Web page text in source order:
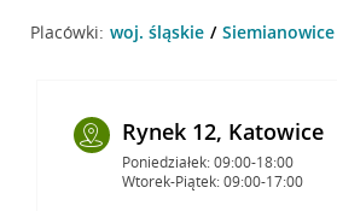
Placówki: woj. śląskie
Rynek 12, Katowice
Poniedziałek: 09:00-18:00
Wtorek-Piątek: 09:00-17:00